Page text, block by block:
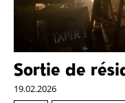
Sortie de
19.02.2026